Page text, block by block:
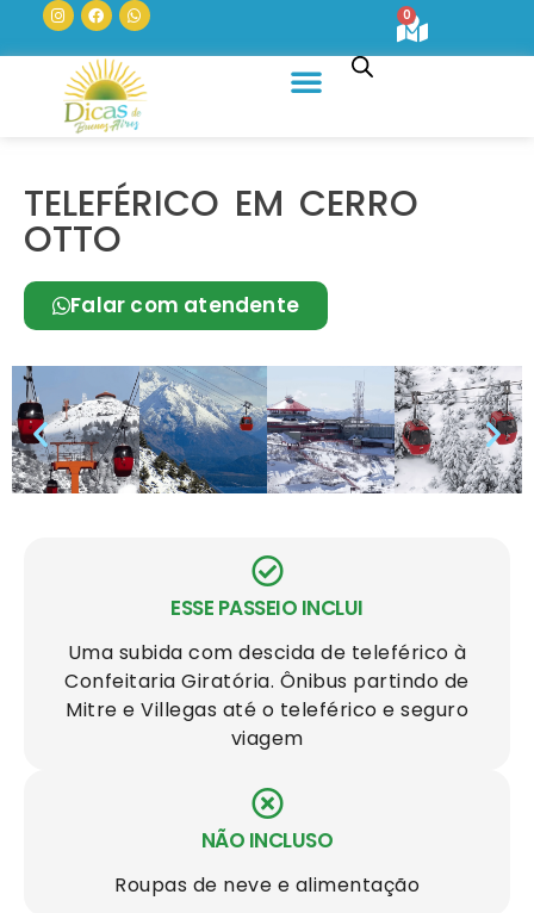
0
TELEFÉRICO EM CERRO
OTTO
Falar com atendente
ESSE PASSEIO INCLUI
Uma subida com descida de teleférico à
Confeitaria Giratória. Ônibus partindo de
Mitre e Villegas até o teleférico e seguro
viagem
NÃO INCLUSO
Roupas de neve e alimentação